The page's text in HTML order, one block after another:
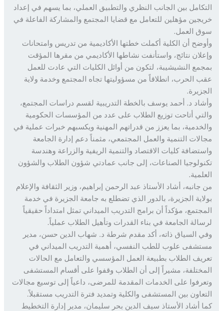
بين الجانب النظري والتطبيق العملي، بما يسهم في إعداد
مؤهلين للتعامل مع قضايا المجتمع والمشاركة الفاعلة في
العمل.
أن الكلية أكملت خطتها الأكاديمية من تدريس وامتحانات
نتائج، واستأنفت نشاطها الأكاديمي من مقرها المؤقت
النشيشيبة، لتكون من أوائل الكليات التي عادت للعمل
الحرب، انطلاقاً من مسؤوليتها تجاه المجتمع وخدمة ولاية
د. أحمد يوسف بالخطة التدريبية لقسم دراسات المجتمع،
أتاحت توزيع الطلاب على عدد من المؤسسات الحكومية
بما يعزز من قدراتهم المهنية ويكسبهم خبرات عملية في
التنمية والعمل المجتمعي، مثمناً دعم إدارة الجامعة
كليات الاقتصاد والتنمية الريفية والزراعة وهندسة
الصناعات، إلى جانب عمادتي شؤون الطلاب والشؤون
أشاد الأستاذ عبد الرحمن إبراهيم، وزير الثقافة والإعلام
الجزيرة، بالدور الذي تضطلع به جامعة الجزيرة في خدمة
مؤكداً أن برامج التدريب الميداني تمثل امتداداً حقيقياً
الجامعة في بناء القدرات وتأهيل الطلاب عملياً.
السياق ذاته، أكد مقدم شرطة د. شهاب الدين حسن، مدير
علوب للطب النفسي، أهمية التدريب الميداني في
الطلاب بطبيعة العمل المؤسسي والتعامل مع الحالات
مشيراً إلى أن الطلاب وقفوا على أقسام المستشفى
على الخدمات المقدمة للمرضى، داعياً إلى توسيع مجالات
بين المستشفى والكلية وتمديد فترة التدريب مستقبلاً.
أشاد الأستاذ سيف الدين بحر سليمان، مدير إدارة التخطيط